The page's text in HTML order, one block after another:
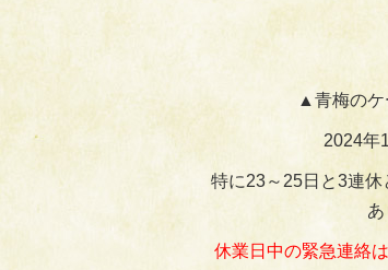
▲青梅のケ
2024年
特に23～25日と3連
休業日中の緊急連絡